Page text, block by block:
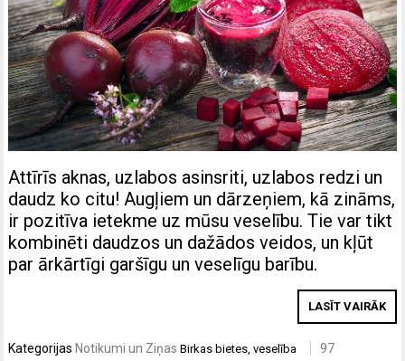
Attīrīs aknas, uzlabos asinsriti, uzlabos redzi un
daudz ko citu! Augļiem un dārzeņiem, kā zināms,
ir pozitīva ietekme uz mūsu veselību. Tie var tikt
kombinēti daudzos un dažādos veidos, un kļūt
par ārkārtīgi garšīgu un veselīgu barību.
LASĪT VAIRĀK
Kategorijas Notikumi un Ziņas Birkas bietes,veselība
97